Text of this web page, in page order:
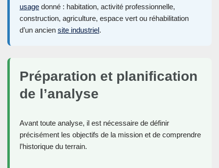
usage donné : habitation, activité professionnelle,
construction, agriculture, espace vert ou réhabilitation
d’un ancien site industriel.
Préparation et planification
de l’analyse
Avant toute analyse, il est nécessaire de définir
précisément les objectifs de la mission et de comprendre
l’historique du terrain.